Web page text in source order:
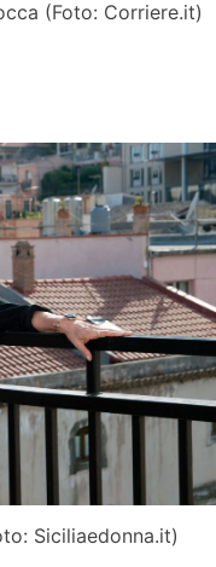
(Foto: Corriere.it)
Siciliaedonna.it)